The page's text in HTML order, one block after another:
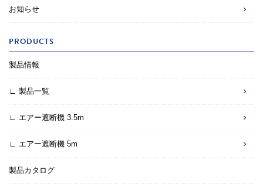
お知らせ
PRODUCTS
製品情報
∟ 製品一覧
∟ エアー遮断機 3.5m
∟ エアー遮断機 5m
製品カタログ